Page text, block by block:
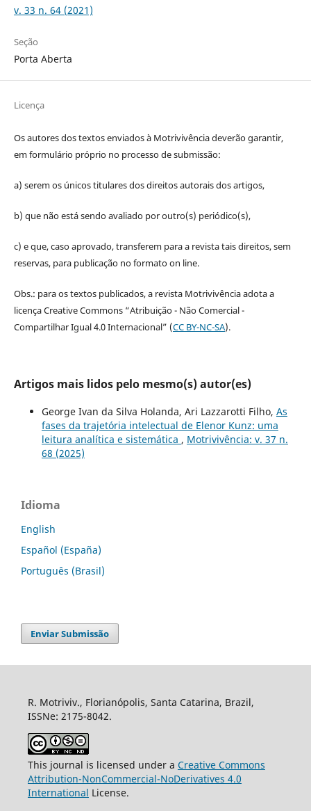
v. 33 n. 64 (2021)
Seção
Porta Aberta
Licença
Os autores dos textos enviados à Motrivivência deverão garantir,
em formulário próprio no processo de submissão:
a) serem os únicos titulares dos direitos autorais dos artigos,
b) que não está sendo avaliado por outro(s) periódico(s),
c) e que, caso aprovado, transferem para a revista tais direitos, sem
reservas, para publicação no formato on line.
Obs.: para os textos publicados, a revista Motrivivência adota a
licença Creative Commons “Atribuição - Não Comercial -
Compartilhar Igual 4.0 Internacional” (CC BY-NC-SA).
Artigos mais lidos pelo mesmo(s) autor(es)
George Ivan da Silva Holanda, Ari Lazzarotti Filho, As
fases da trajetória intelectual de Elenor Kunz: uma
leitura analítica e sistemática , Motrivivência: v. 37 n.
68 (2025)
Idioma
English
Español (España)
Português (Brasil)
Enviar Submissão
R. Motriviv., Florianópolis, Santa Catarina, Brazil,
ISSNe: 2175-8042.
This journal is licensed under a Creative Commons
Attribution-NonCommercial-NoDerivatives 4.0
International License.